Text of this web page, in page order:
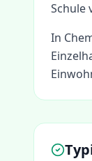
Schule
In